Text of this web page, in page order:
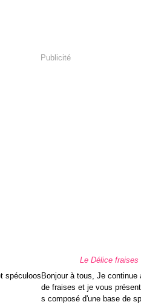
Publicité
Le Délice fraises
Bonjour à tous, Je
de fraises et je vous
s composé d'une base de